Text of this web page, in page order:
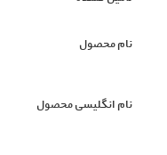
نام محصول
نام انگلیسی محصول